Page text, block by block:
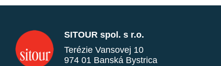
SITOUR spol. s r.o.
Terézie Vansovej 10
974 01 Banská Bystrica